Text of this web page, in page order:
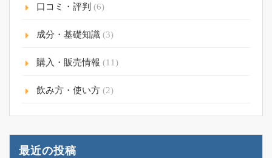
口コミ・評判 (6)
成分・基礎知識 (3)
購入・販売情報 (11)
飲み方・使い方 (2)
最近の投稿